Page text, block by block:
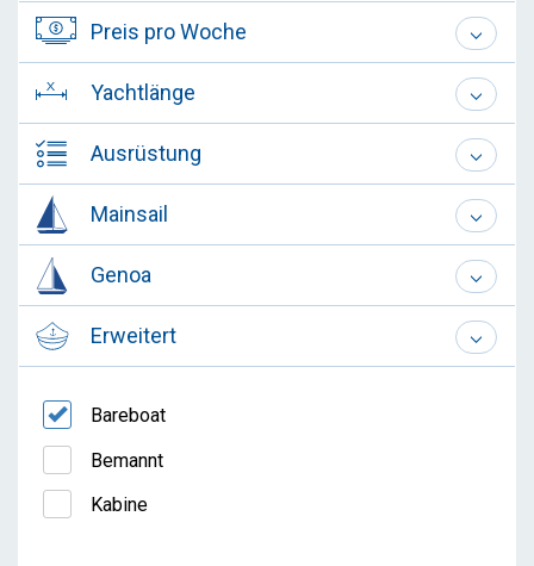
Preis pro Woche
Yachtlänge
Ausrüstung
Mainsail
Genoa
Erweitert
Bareboat
Bemannt
Kabine